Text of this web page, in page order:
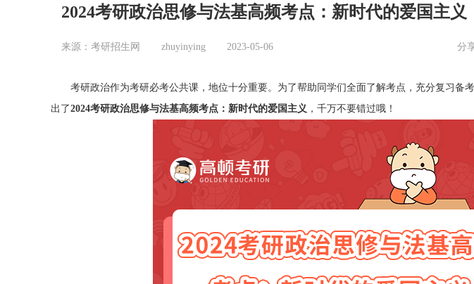
2024考研政治思修与法基高频考点：新时代的爱国主义
来源：考研招生网 zhuyinying 2023-05-06 分
考研政治作为考研必考公共课，地位十分重要。为了帮助同学们全面了解考点，充分复习备
出了2024考研政治思修与法基高频考点：新时代的爱国主义 ，千万不要错过哦！